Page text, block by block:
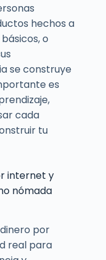
hechos a
o
se construye
es
cada
tu
internet y
nómada
por
real para